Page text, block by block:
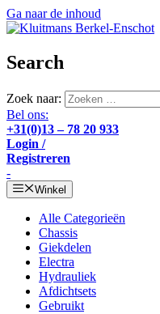
Ga naar de inhoud
Search
Zoek naar:
Bel ons:
+31(0)13 – 78 20 933
Login /
Registreren
-
Winkel
Alle Categorieën
Chassis
Giekdelen
Electra
Hydrauliek
Afdichtsets
Gebruikt